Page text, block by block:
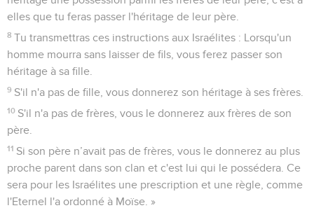
elles que tu feras passer l'héritage de leur père.
8 Tu transmettras ces instructions aux Israélites : Lorsqu'un
homme mourra sans laisser de fils, vous ferez passer son
héritage à sa fille.
9 S'il n'a pas de fille, vous donnerez son héritage à ses frères.
10 S'il n'a pas de frères, vous le donnerez aux frères de son
père.
11 Si son père n’avait pas de frères, vous le donnerez au plus
proche parent dans son clan et c'est lui qui le possédera. Ce
sera pour les Israélites une prescription et une règle, comme
l'Eternel l'a ordonné à Moïse. »